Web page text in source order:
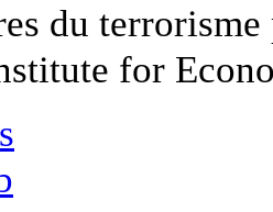
du
for